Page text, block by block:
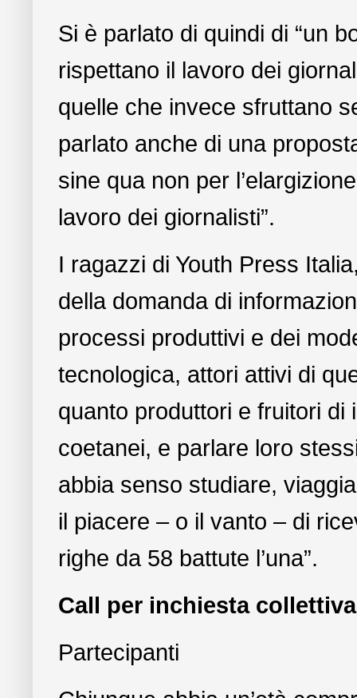
Si è parlato di quindi di “un
rispettano il lavoro dei
quelle che invece sfruttano
parlato anche di una
sine qua non per
lavoro dei giornalisti”.
I ragazzi di Youth Press
della domanda di
processi produttivi e dei
tecnologica, attori attivi di
quanto produttori e fruitori
coetanei, e parlare loro
abbia senso studiare,
il piacere – o il vanto – di
righe da 58 battute l’una”.
Call per inchiesta collettiva
Partecipanti